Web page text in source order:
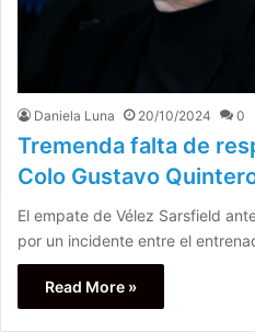
Daniela Luna 20/10/2024 0
Tremenda falta de
Colo Gustavo
El empate de Vélez Sarsfield
por un incidente entre el
Read More »